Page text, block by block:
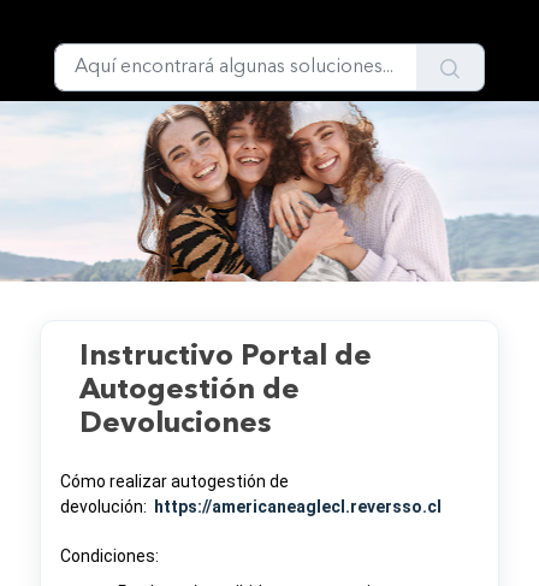
Instructivo Portal de
Autogestión de
Devoluciones
Cómo realizar autogestión de
devolución:
https://americaneaglecl.reversso.cl
Condiciones: